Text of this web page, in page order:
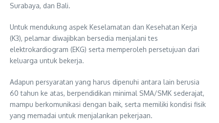
Surabaya, dan Bali.
Untuk mendukung aspek Keselamatan dan Kesehatan Kerja
(K3), pelamar diwajibkan bersedia menjalani tes
elektrokardiogram (EKG) serta memperoleh persetujuan dari
keluarga untuk bekerja.
Adapun persyaratan yang harus dipenuhi antara lain berusia
60 tahun ke atas, berpendidikan minimal SMA/SMK sederajat,
mampu berkomunikasi dengan baik, serta memiliki kondisi fisik
yang memadai untuk menjalankan pekerjaan.